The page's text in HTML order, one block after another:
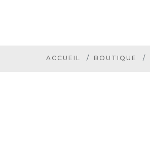
ACCUEIL BOUTIQUE